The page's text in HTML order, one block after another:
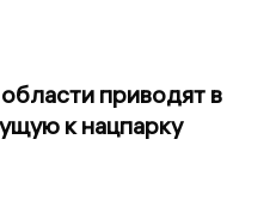
приводят в
к нацпарку